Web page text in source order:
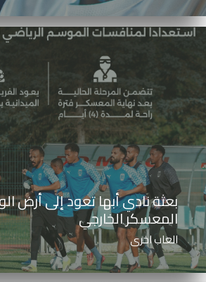
بعثة نادي أبها تعود إلى أرض
المعسكر الخارجي
العاب اخرى